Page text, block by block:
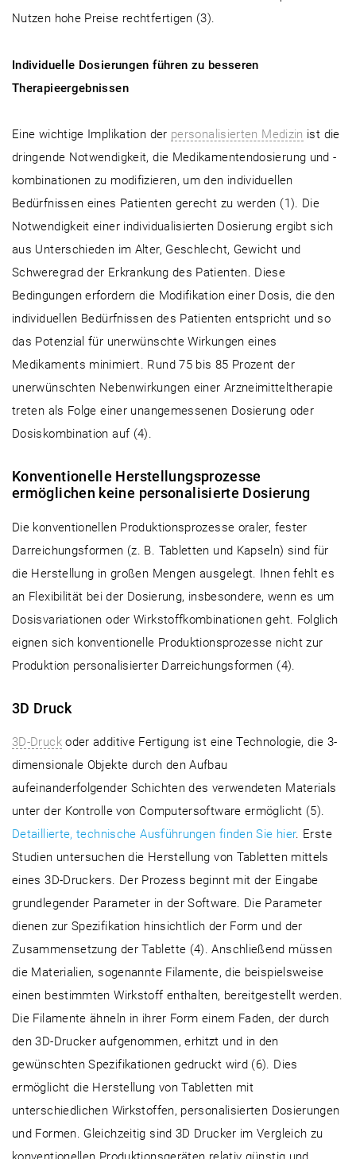
Nutzen hohe Preise rechtfertigen (3).
Individuelle Dosierungen führen zu besseren
Therapieergebnissen
Eine wichtige Implikation der personalisierten Medizin ist die
dringende Notwendigkeit, die Medikamentendosierung und -
kombinationen zu modifizieren, um den individuellen
Bedürfnissen eines Patienten gerecht zu werden (1). Die
Notwendigkeit einer individualisierten Dosierung ergibt sich
aus Unterschieden im Alter, Geschlecht, Gewicht und
Schweregrad der Erkrankung des Patienten. Diese
Bedingungen erfordern die Modifikation einer Dosis, die den
individuellen Bedürfnissen des Patienten entspricht und so
das Potenzial für unerwünschte Wirkungen eines
Medikaments minimiert. Rund 75 bis 85 Prozent der
unerwünschten Nebenwirkungen einer Arzneimitteltherapie
treten als Folge einer unangemessenen Dosierung oder
Dosiskombination auf (4).
Konventionelle Herstellungsprozesse
ermöglichen keine personalisierte Dosierung
Die konventionellen Produktionsprozesse oraler, fester
Darreichungsformen (z. B. Tabletten und Kapseln) sind für
die Herstellung in großen Mengen ausgelegt. Ihnen fehlt es
an Flexibilität bei der Dosierung, insbesondere, wenn es um
Dosisvariationen oder Wirkstoffkombinationen geht. Folglich
eignen sich konventionelle Produktionsprozesse nicht zur
Produktion personalisierter Darreichungsformen (4).
3D Druck
3D-Druckoder additive Fertigung ist eine Technologie, die 3-
dimensionale Objekte durch den Aufbau
aufeinanderfolgender Schichten des verwendeten Materials
unter der Kontrolle von Computersoftware ermöglicht (5).
Detaillierte, technische Ausführungen finden Sie hier. Erste
Studien untersuchen die Herstellung von Tabletten mittels
eines 3D-Druckers. Der Prozess beginnt mit der Eingabe
grundlegender Parameter in der Software. Die Parameter
dienen zur Spezifikation hinsichtlich der Form und der
Zusammensetzung der Tablette (4). Anschließend müssen
die Materialien, sogenannte Filamente, die beispielsweise
einen bestimmten Wirkstoff enthalten, bereitgestellt werden.
Die Filamente ähneln in ihrer Form einem Faden, der durch
den 3D-Drucker aufgenommen, erhitzt und in den
gewünschten Spezifikationen gedruckt wird (6). Dies
ermöglicht die Herstellung von Tabletten mit
unterschiedlichen Wirkstoffen, personalisierten Dosierungen
und Formen. Gleichzeitig sind 3D Drucker im Vergleich zu